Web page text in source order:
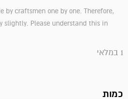
by craftsmen one by one. Therefore,
slightly. Please understand this in
1 במלאי
כמות